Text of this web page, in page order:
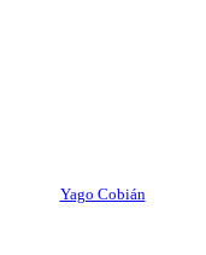
Yago Cobián